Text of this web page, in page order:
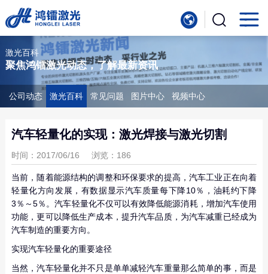
品
中
行
业
服
激光百科
聚焦鸿镭激光动态，了解最新资讯
公司动态 激光百科 常见问题 图片中心 视频中心
汽车轻量化的实现：激光焊接与激光切割
时间：2017/06/16 浏览：186
当前，随着能源结构的调整和环保要求的提高，汽车工业正在向着
轻量化方向发展，有数据显示汽车质量每下降10％，油耗约下降
3％～5％。汽车轻量化不仅可以有效降低能源消耗，增加汽车使用
功能，更可以降低生产成本，提升汽车品质，为汽车减重已经成为
汽车制造的重要方向。
实现汽车轻量化的重要途径
当然，汽车轻量化并不只是单单减轻汽车重量那么简单的事，而是